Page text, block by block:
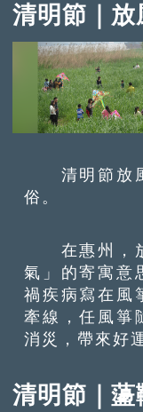
清明節｜
清明節放風
俗。
在惠州，放
氣」的寄寓意
禍疾病寫在風
牽線，任風箏
消災，帶來好
清明節｜